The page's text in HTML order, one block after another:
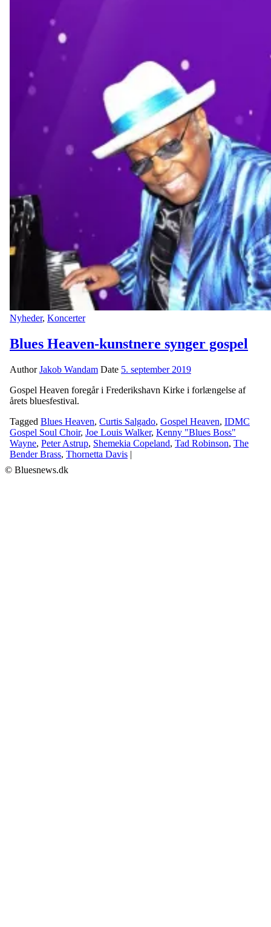
Nyheder, Koncerter
Blues Heaven-kunstnere synger gospel
AuthorJakob Wandam Date 5. september 2019
Gospel Heaven foregår i Frederikshavn Kirke i forlængelse af
årets bluesfestival.
Tagged Blues Heaven, Curtis Salgado, Gospel Heaven, IDMC
Gospel Soul Choir, Joe Louis Walker, Kenny "Blues Boss"
Wayne, Peter Astrup, Shemekia Copeland, Tad Robinson, The
Bender Brass, Thornetta Davis |
© Bluesnews.dk